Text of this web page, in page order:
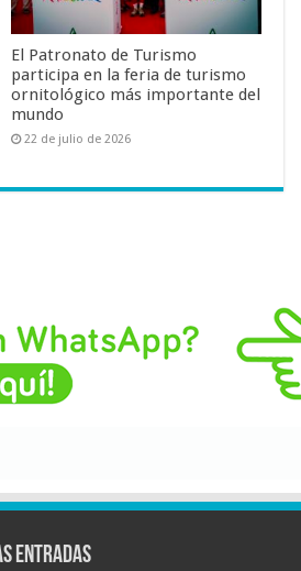
El Patronato de Turismo
participa en la feria de turismo
ornitológico más importante del
mundo
22 de julio de 2026
entradas